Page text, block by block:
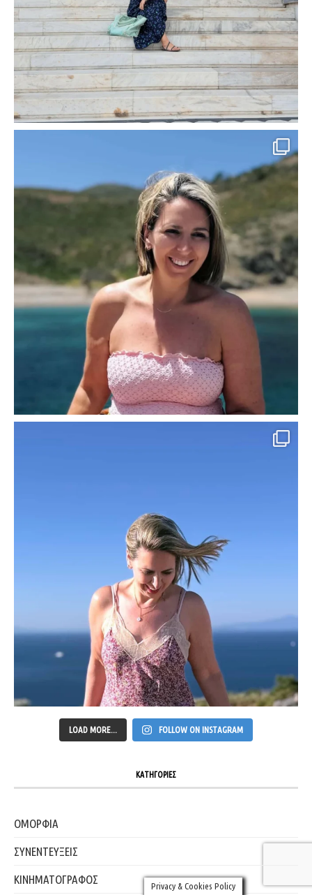
LOAD MORE... FOLLOW ON INSTAGRAM
ΚΑΤΗΓΟΡΙΕΣ
ΟΜΟΡΦΙΑ
ΣΥΝΕΝΤΕΥΞΕΙΣ
ΚΙΝΗΜΑΤΟΓΡΑΦΟΣ
Privacy & Cookies Policy